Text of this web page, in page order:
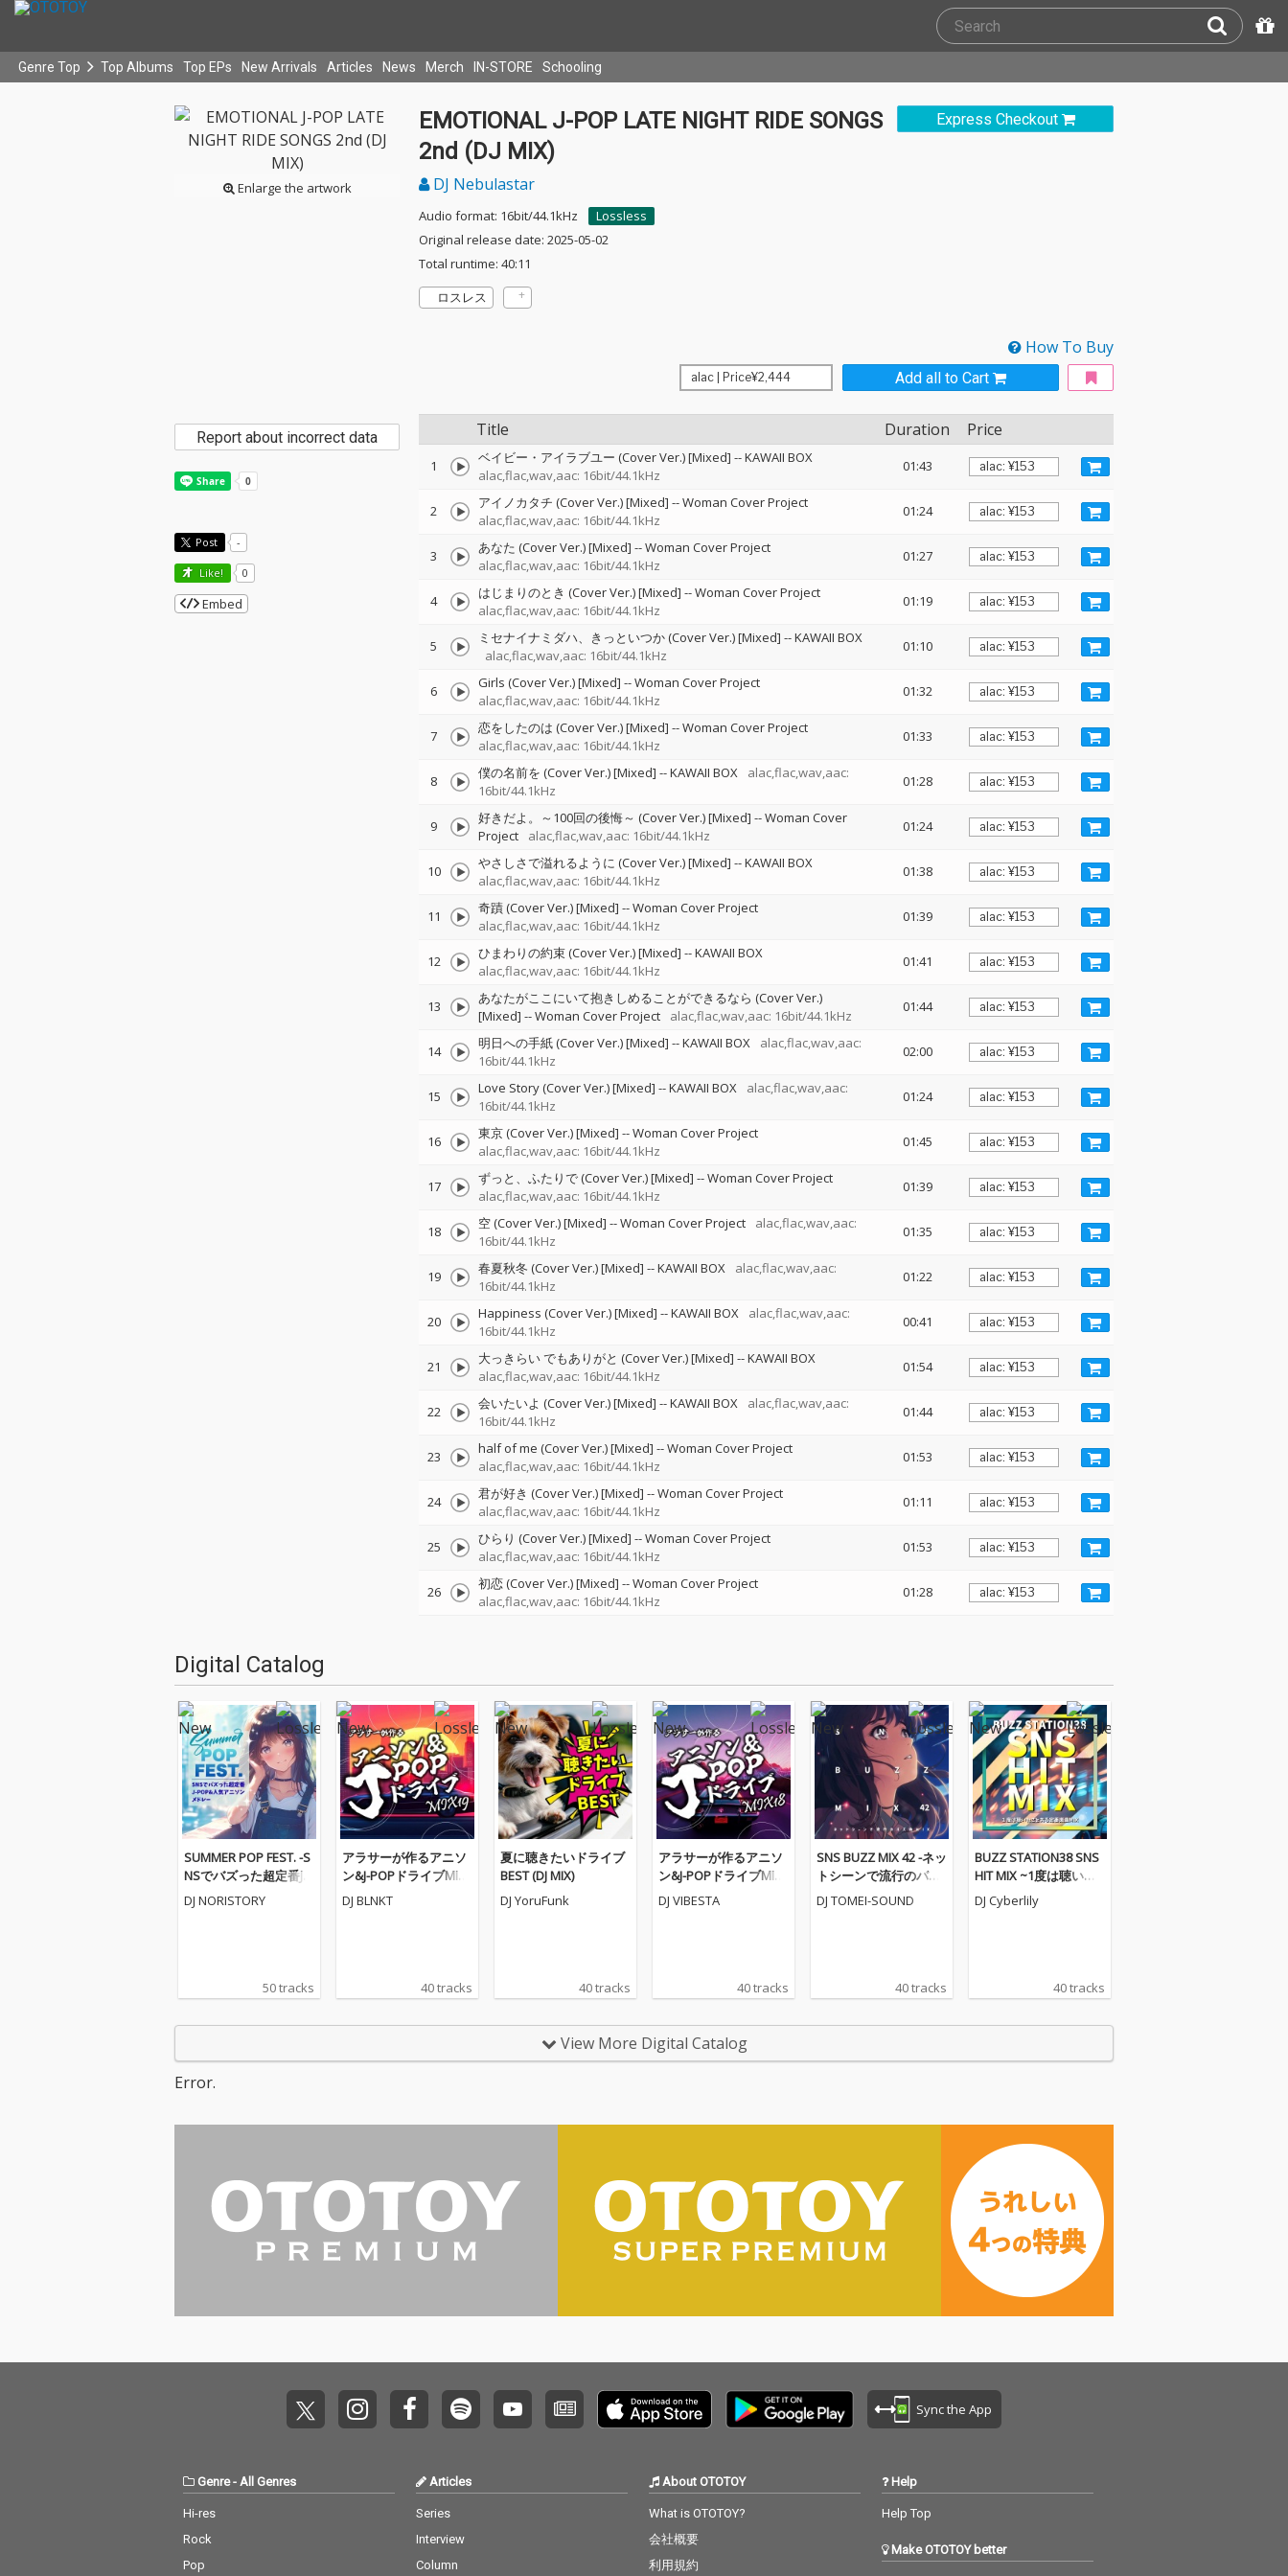
Genre Top Top Albums Top EPs New Arrivals Articles News Merch IN-STORE Schooling
Enlarge the artwork
Express Checkout
EMOTIONAL J-POP LATE NIGHT RIDE SONGS
2nd (DJ MIX)
DJ Nebulastar
Audio format: 16bit/44.1kHz
Lossless
Original release date: 2025-05-02
Total runtime: 40:11
ロスレス
How To Buy
Add all to Cart
Title Duration Price
1 ベイビー・アイラブユー (Cover Ver.) [Mixed] --KAWAII BOX
alac,flac,wav,aac: 16bit/44.1kHz
01:43
2 アイノカタチ (Cover Ver.) [Mixed] --Woman Cover Project
alac,flac,wav,aac: 16bit/44.1kHz
01:24
3 あなた (Cover Ver.) [Mixed] --Woman Cover Project
alac,flac,wav,aac: 16bit/44.1kHz
01:27
4 はじまりのとき (Cover Ver.) [Mixed] --Woman Cover Project
alac,flac,wav,aac: 16bit/44.1kHz
01:19
5 ミセナイナミダハ、きっといつか (Cover Ver.) [Mixed] --KAWAII BOX
alac,flac,wav,aac: 16bit/44.1kHz
01:10
6 Girls (Cover Ver.) [Mixed] --Woman Cover Project
alac,flac,wav,aac: 16bit/44.1kHz
01:32
7 恋をしたのは (Cover Ver.) [Mixed] --Woman Cover Project
alac,flac,wav,aac: 16bit/44.1kHz
01:33
8 僕の名前を (Cover Ver.) [Mixed] --KAWAII BOX
alac,flac,wav,aac:
16bit/44.1kHz
01:28
9 好きだよ。～100回の後悔～ (Cover Ver.) [Mixed] --Woman Cover
Project
alac,flac,wav,aac: 16bit/44.1kHz
01:24
10 やさしさで溢れるように (Cover Ver.) [Mixed] --KAWAII BOX
alac,flac,wav,aac: 16bit/44.1kHz
01:38
11 奇蹟 (Cover Ver.) [Mixed] --Woman Cover Project
alac,flac,wav,aac: 16bit/44.1kHz
01:39
12 ひまわりの約束 (Cover Ver.) [Mixed] --KAWAII BOX
alac,flac,wav,aac: 16bit/44.1kHz
01:41
13
あなたがここにいて抱きしめることができるなら (Cover Ver.)
[Mixed] --Woman Cover Project alac,flac,wav,aac: 16bit/44.1kHz
01:44
14 明日への手紙 (Cover Ver.) [Mixed] --KAWAII BOX
alac,flac,wav,aac:
16bit/44.1kHz
02:00
15 Love Story (Cover Ver.) [Mixed] --KAWAII BOX
alac,flac,wav,aac:
16bit/44.1kHz
01:24
16 東京 (Cover Ver.) [Mixed] --Woman Cover Project
alac,flac,wav,aac: 16bit/44.1kHz
01:45
17 ずっと、ふたりで (Cover Ver.) [Mixed] --Woman Cover Project
alac,flac,wav,aac: 16bit/44.1kHz
01:39
18 空 (Cover Ver.) [Mixed] --Woman Cover Project
alac,flac,wav,aac:
16bit/44.1kHz
01:35
19 春夏秋冬 (Cover Ver.) [Mixed] --KAWAII BOX
alac,flac,wav,aac:
16bit/44.1kHz
01:22
20 Happiness (Cover Ver.) [Mixed] --KAWAII BOX
alac,flac,wav,aac:
16bit/44.1kHz
00:41
21 大っきらい でもありがと (Cover Ver.) [Mixed] --KAWAII BOX
alac,flac,wav,aac: 16bit/44.1kHz
01:54
22 会いたいよ (Cover Ver.) [Mixed] --KAWAII BOX
alac,flac,wav,aac:
16bit/44.1kHz
01:44
23 half of me (Cover Ver.) [Mixed] --Woman Cover Project
alac,flac,wav,aac: 16bit/44.1kHz
01:53
24 君が好き (Cover Ver.) [Mixed] --Woman Cover Project
alac,flac,wav,aac: 16bit/44.1kHz
01:11
25 ひらり (Cover Ver.) [Mixed] --Woman Cover Project
alac,flac,wav,aac: 16bit/44.1kHz
01:53
26 初恋 (Cover Ver.) [Mixed] --Woman Cover Project
alac,flac,wav,aac: 16bit/44.1kHz
01:28
Report about incorrect data
Post -
Like! 0
Embed
Digital Catalog
SUMMER POP FEST. -S
NSでバズった超定番J-P
OP&人気アニソンメド
レー- (DJ MIX)
DJ NORISTORY
50 tracks
アラサーが作るアニソ
ン&J-POPドライブMIX1
9 (DJ MIX)
DJ BLNKT
40 tracks
夏に聴きたいドライブ
BEST (DJ MIX)
DJ YoruFunk
40 tracks
アラサーが作るアニソ
ン&J-POPドライブMIX1
8 (DJ MIX)
DJ VIBESTA
40 tracks
SNS BUZZ MIX 42 -ネッ
トシーンで流行のバズ
曲MIX- (DJ MIX)
DJ TOMEI-SOUND
40 tracks
BUZZ STATION38 SNS
HIT MIX ~1度は聴いた
ことある定番楽曲MIX~
(DJ MIX)
DJ Cyberlily
40 tracks
View More Digital Catalog
Error.
Sync the App
Genre- All Genres
Hi-res
Rock
Pop
Articles
Series
Interview
Column
About OTOTOY
What is OTOTOY?
会社概要
利用規約
Help
Help Top
Make OTOTOY better